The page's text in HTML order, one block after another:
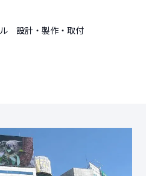
設計・製作・取付